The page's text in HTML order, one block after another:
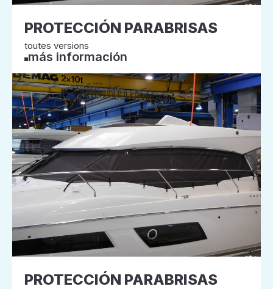
PROTECCIÓN PARABRISAS
toutes versions
más información
PROTECCIÓN PARABRISAS